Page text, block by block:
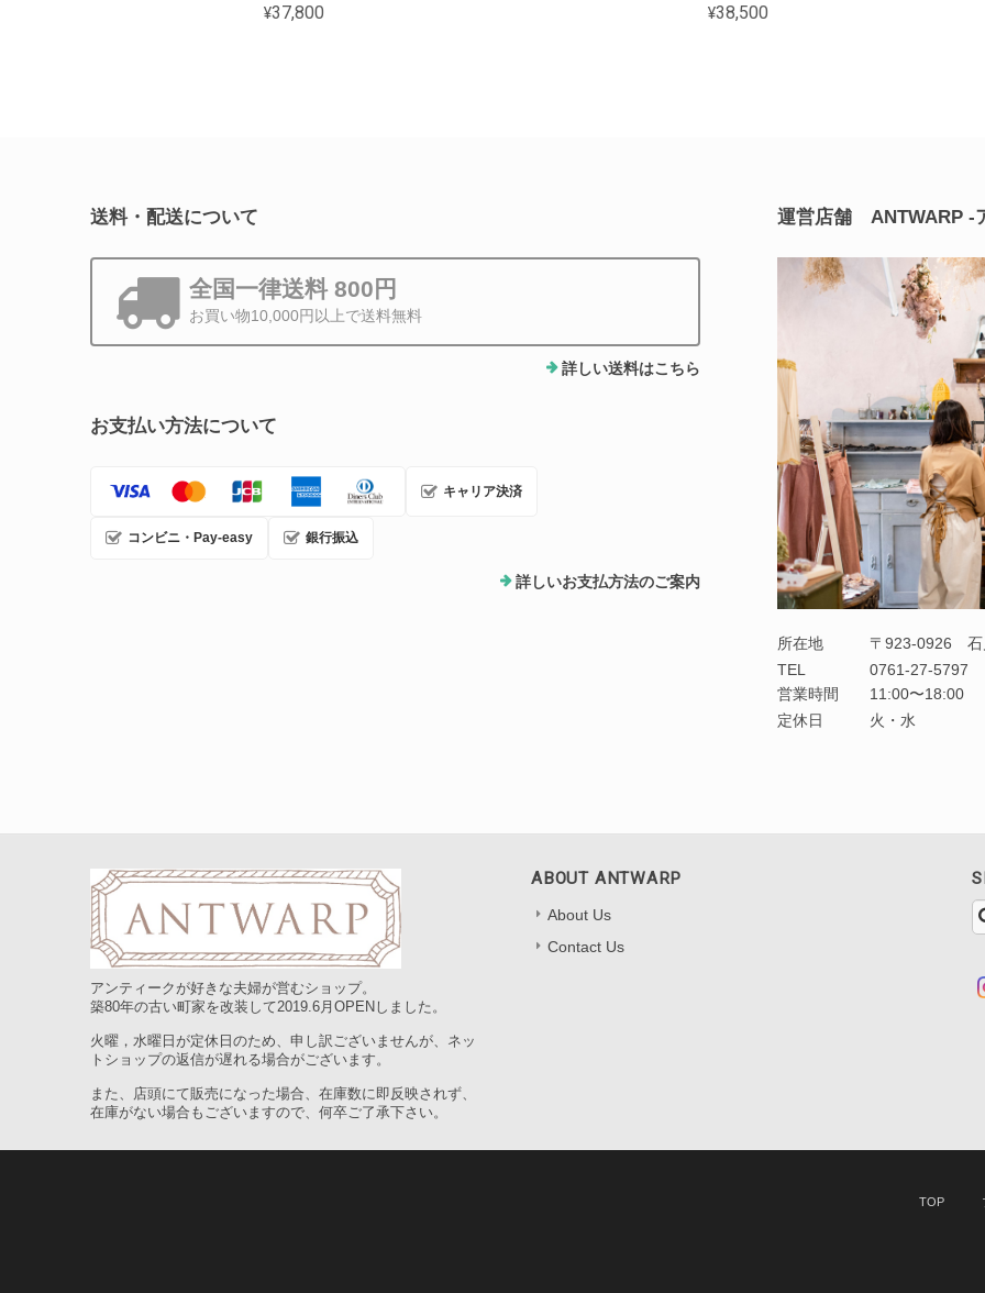
¥37,800 ¥38,500
送料・配送について
全国一律送料 800円
お買い物10,000円以上で送料無料
詳しい送料はこちら
お支払い方法について
キャリア決済
コンビニ・Pay-easy 銀行振込
詳しいお支払方法のご案内
運営店舗 ANTWARP -
所在地
〒923-0926 石
TEL
0761-27-5797
営業時間
11:00〜18:00
定休日
火・水
アンティークが好きな夫婦が営むショップ。
築80年の古い町家を改装して2019.6月OPENしました。
火曜，水曜日が定休日のため、申し訳ございませんが、ネッ
トショップの返信が遅れる場合がございます。
また、店頭にて販売になった場合、在庫数に即反映されず、
在庫がない場合もございますので、何卒ご了承下さい。
ABOUT ANTWARP
About Us
Contact Us
TOP